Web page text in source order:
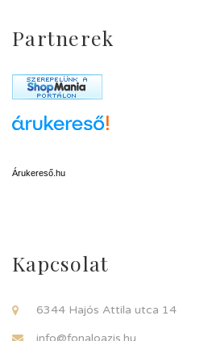
Partnerek
Árukereső.hu
Kapcsolat
6344 Hajós Attila utca 14
info@fonaloazis.hu